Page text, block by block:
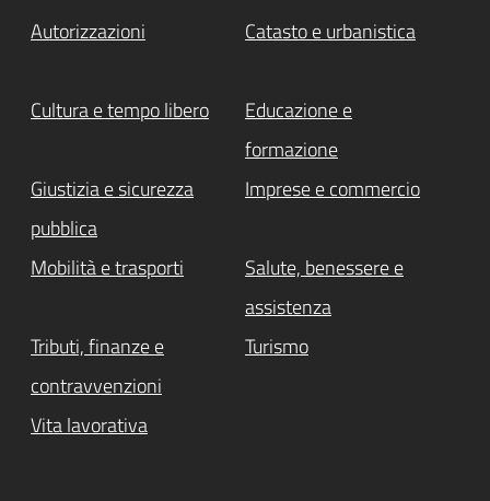
Autorizzazioni Catasto e urbanistica
Cultura e tempo libero
Educazione e
formazione
Giustizia e sicurezza
pubblica
Imprese e commercio
Mobilità e trasporti
Salute, benessere e
assistenza
Tributi, finanze e
contravvenzioni
Turismo
Vita lavorativa